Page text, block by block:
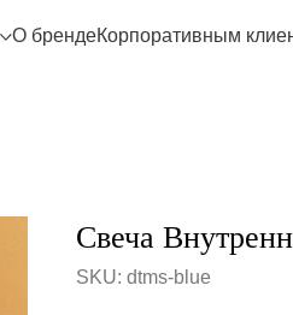
О брендеКорпоративным
Свеча
SKU: dtms-blue